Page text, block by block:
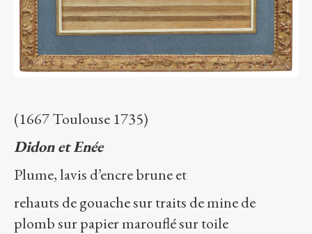
(1667 Toulouse 1735)
Didon et Enée
Plume, lavis d’encre brune et
rehauts de gouache sur traits de mine de
plomb sur papier marouflé sur toile